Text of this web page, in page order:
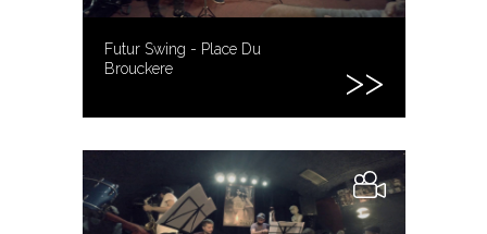
Futur Swing - Place Du
Brouckere